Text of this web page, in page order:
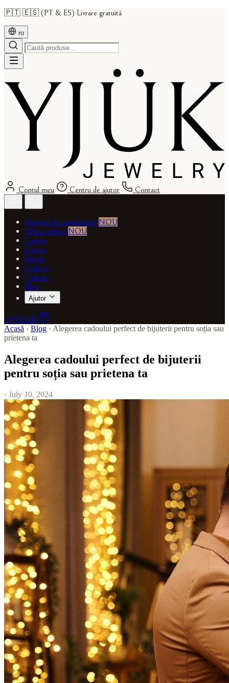
🇵🇹 🇪🇸 (PT & ES) Livrare gratuită
ro
Contul meu Centru de ajutor Contact
Asistent de cumpărături NOU
Oferte zilnice NOU
Coliere
Cercei
Brățări
Colecții
Cadouri
Blog
Ajutor
0,00 EUR
Acasă › Blog › Alegerea cadoului perfect de bijuterii pentru soția sau
prietena ta
Alegerea cadoului perfect de bijuterii
pentru soția sau prietena ta
· July 10, 2024